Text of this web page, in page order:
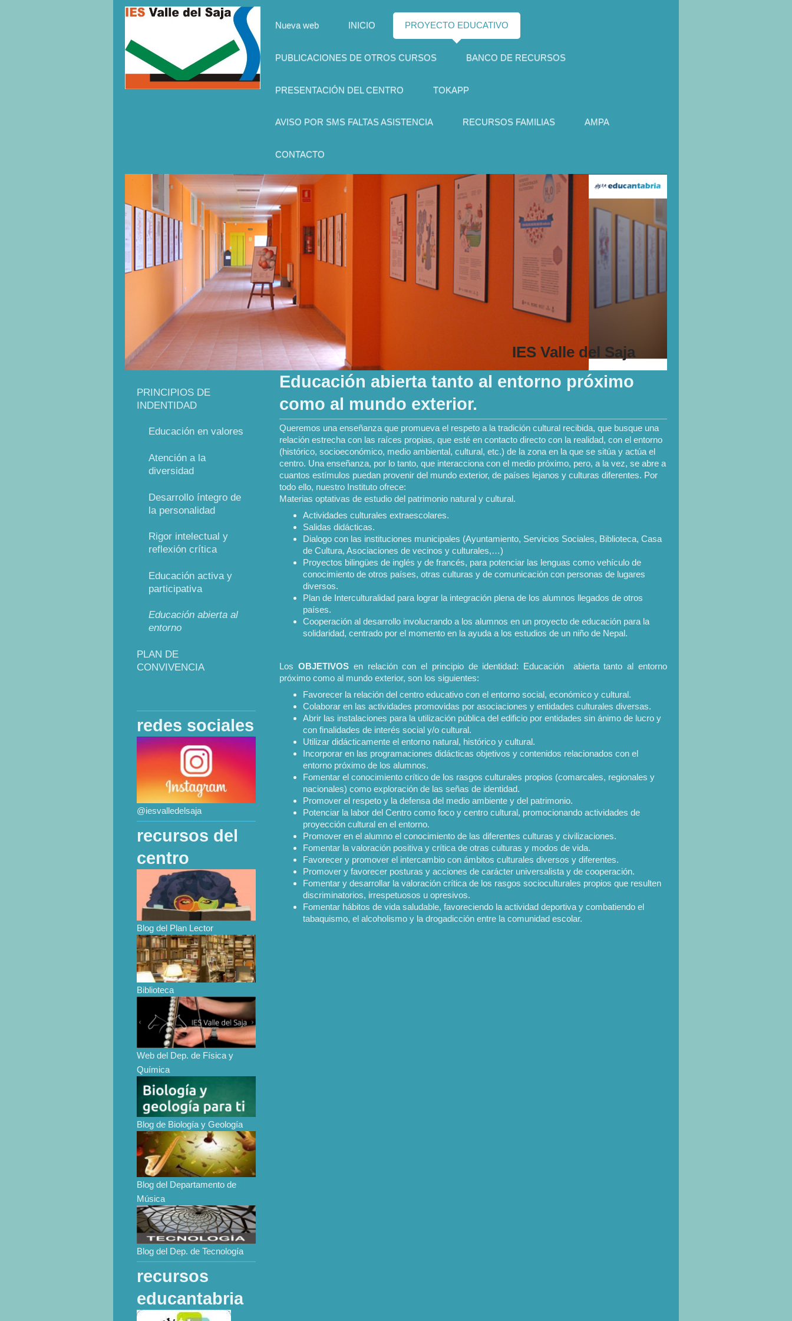
Nueva web INICIO PROYECTO EDUCATIVO
PUBLICACIONES DE OTROS CURSOS BANCO DE RECURSOS
PRESENTACIÓN DEL CENTRO TOKAPP
AVISO POR SMS FALTAS ASISTENCIA RECURSOS FAMILIAS AMPA
CONTACTO
IES Valle del Saja
Educación abierta tanto al entorno próximo
como al mundo exterior.
Queremos una enseñanza que promueva el respeto a la tradición cultural recibida, que busque una
relación estrecha con las raíces propias, que esté en contacto directo con la realidad, con el entorno
(histórico, socioeconómico, medio ambiental, cultural, etc.) de la zona en la que se sitúa y actúa el
centro. Una enseñanza, por lo tanto, que interacciona con el medio próximo, pero, a la vez, se abre a
cuantos estímulos puedan provenir del mundo exterior, de países lejanos y culturas diferentes. Por
todo ello, nuestro Instituto ofrece:
Materias optativas de estudio del patrimonio natural y cultural.
Actividades culturales extraescolares.
Salidas didácticas.
Dialogo con las instituciones municipales (Ayuntamiento, Servicios Sociales, Biblioteca, Casa
de Cultura, Asociaciones de vecinos y culturales,…)
Proyectos bilingües de inglés y de francés, para potenciar las lenguas como vehículo de
conocimiento de otros países, otras culturas y de comunicación con personas de lugares
diversos.
Plan de Interculturalidad para lograr la integración plena de los alumnos llegados de otros
países.
Cooperación al desarrollo involucrando a los alumnos en un proyecto de educación para la
solidaridad, centrado por el momento en la ayuda a los estudios de un niño de Nepal.
Los OBJETIVOSen relación con el principio de identidad: Educación abierta tanto al entorno
próximo como al mundo exterior, son los siguientes:
Favorecer la relación del centro educativo con el entorno social, económico y cultural.
Colaborar en las actividades promovidas por asociaciones y entidades culturales diversas.
Abrir las instalaciones para la utilización pública del edificio por entidades sin ánimo de lucro y
con finalidades de interés social y/o cultural.
Utilizar didácticamente el entorno natural, histórico y cultural.
Incorporar en las programaciones didácticas objetivos y contenidos relacionados con el
entorno próximo de los alumnos.
Fomentar el conocimiento crítico de los rasgos culturales propios (comarcales, regionales y
nacionales) como exploración de las señas de identidad.
Promover el respeto y la defensa del medio ambiente y del patrimonio.
Potenciar la labor del Centro como foco y centro cultural, promocionando actividades de
proyección cultural en el entorno.
Promover en el alumno el conocimiento de las diferentes culturas y civilizaciones.
Fomentar la valoración positiva y crítica de otras culturas y modos de vida.
Favorecer y promover el intercambio con ámbitos culturales diversos y diferentes.
Promover y favorecer posturas y acciones de carácter universalista y de cooperación.
Fomentar y desarrollar la valoración crítica de los rasgos socioculturales propios que resulten
discriminatorios, irrespetuosos u opresivos.
Fomentar hábitos de vida saludable, favoreciendo la actividad deportiva y combatiendo el
tabaquismo, el alcoholismo y la drogadicción entre la comunidad escolar.
PRINCIPIOS DE
INDENTIDAD
Educación en valores
Atención a la
diversidad
Desarrollo íntegro de
la personalidad
Rigor intelectual y
reflexión crítica
Educación activa y
participativa
Educación abierta al
entorno
PLAN DE
CONVIVENCIA
redes sociales
@iesvalledelsaja
recursos del
centro
Blog del Plan Lector
Biblioteca
Web del Dep. de Física y
Química
Blog de Biología y Geología
Blog del Departamento de
Música
Blog del Dep. de Tecnología
recursos
educantabria